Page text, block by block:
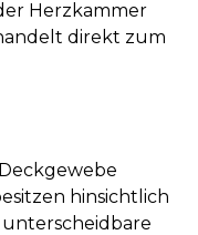
Herzkammer
direkt zum
hinsichtlich